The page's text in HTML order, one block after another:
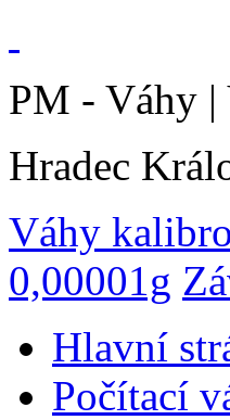
PM - Váhy |
Hradec
Váhy
0,00001g
Hlavní
Počítací